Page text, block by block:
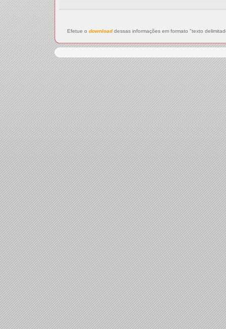
Efetue o downloaddessas informações em formato "texto